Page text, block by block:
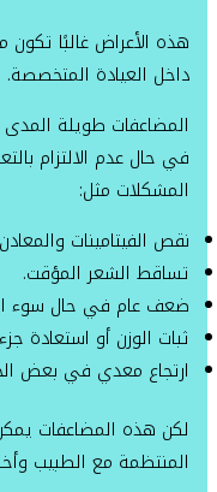
هذه الأعراض غالبًا
داخل العيادة المتخصصة.
المضاعفات طويلة المدى
في حال عدم الالتزام
المشكلات مثل:
نقص الفيتامينات
تساقط الشعر المؤقت.
ضعف عام في حال سوء
ثبات الوزن أو استعادة
ارتجاع معدي في بعض
لكن هذه المضاعفات
المنتظمة مع الطبيب